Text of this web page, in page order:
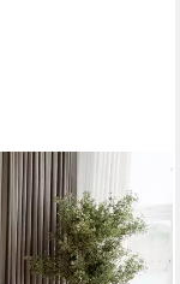
Designerbett
EU), mit